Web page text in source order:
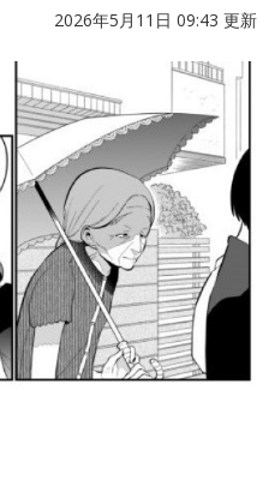
2026年5月11日 09:43 更新